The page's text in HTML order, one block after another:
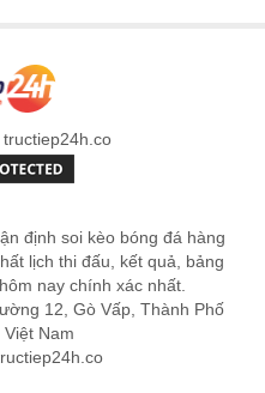
định soi kèo bóng đá hàng
lịch thi đấu, kết quả, bảng
nay chính xác nhất.
12, Gò Vấp, Thành Phố
Nam